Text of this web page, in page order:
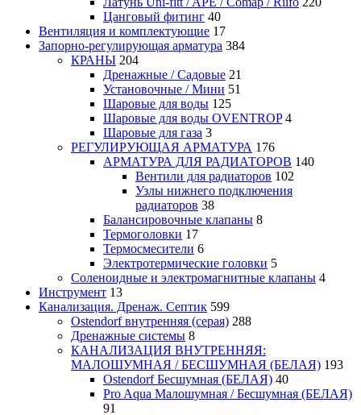
Цанговый фитинг 40
Вентиляция и комплектующие 17
Запорно-регулирующая арматура 384
КРАНЫ 204
Дренажные / Садовые 21
Установочные / Мини 51
Шаровые для воды 125
Шаровые для воды OVENTROP 4
Шаровые для газа 3
РЕГУЛИРУЮЩАЯ АРМАТУРА 176
АРМАТУРА ДЛЯ РАДИАТОРОВ 140
Вентили для радиаторов 102
Узлы нижнего подключения
радиаторов 38
Балансировочные клапаны 8
Термоголовки 17
Термосмесители 6
Электротермические головки 5
Соленоидные и электромагнитные клапаны 4
Инструмент 13
Канализация. Дренаж. Септик 599
Ostendorf внутренняя (серая) 288
Дренажные системы 8
КАНАЛИЗАЦИЯ ВНУТРЕННЯЯ:
МАЛОШУМНАЯ / БЕСШУМНАЯ (БЕЛАЯ) 193
Ostendorf Бесшумная (БЕЛАЯ) 40
Pro Aqua Малошумная / Бесшумная (БЕЛАЯ)
91